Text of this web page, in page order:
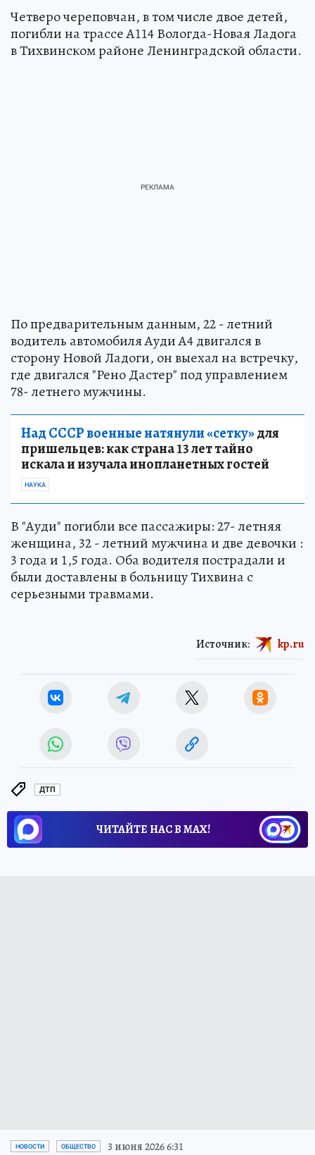
Четверо череповчан, в том числе двое детей,
погибли на трассе А114 Вологда-Новая Ладога
в Тихвинском районе Ленинградской области.
По предварительным данным, 22 - летний
водитель автомобиля Ауди А4 двигался в
сторону Новой Ладоги, он выехал на встречку,
где двигался "Рено Дастер" под управлением
78- летнего мужчины.
Над СССР военные натянули «сетку»для
пришельцев: как страна 13 лет тайно
искала и изучала инопланетных гостей
НАУКА
В "Ауди" погибли все пассажиры: 27- летняя
женщина, 32 - летний мужчина и две девочки :
3 года и 1,5 года. Оба водителя пострадали и
были доставлены в больницу Тихвина с
серьезными травмами.
Источник: kp.ru
ДТП
ЧИТАЙТЕ НАС В МАХ!
НОВОСТИ ОБЩЕСТВО 3 июня 2026 6:31